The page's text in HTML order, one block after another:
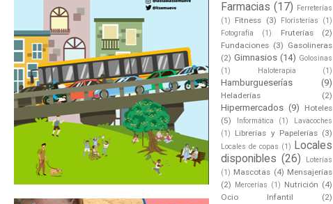
Farmacias (17) Ferreterías
(1)
Fitness (3) Floristerías
(1)
Fotografía
(1) Fruterías
(2)
Fundaciones (3) Gasolineras
(2) Gimnasios (14) Golosinas
(1)
Haloterapia (1)
Hamburgueserías (9)
Heladerías (2)
Hipermercados (9)
Hoteles
(5)
Informática (1)
Lavacoches
(1)
Librerías y Papelerías (3)
Locales de copas (1)
Locales
disponibles (26)
Loterías
(1) Mascotas (4) Mensajerías
(2) Mercerías (1) Nutrición (4)
Ocio Infantil
(2)